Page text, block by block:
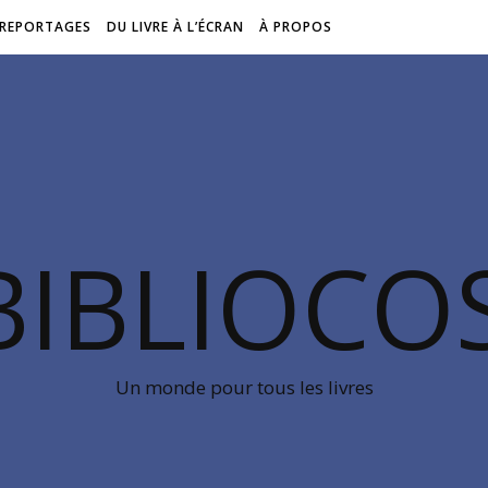
REPORTAGES DU LIVRE À L’ÉCRAN À PROPOS
Un monde pour tous les livres